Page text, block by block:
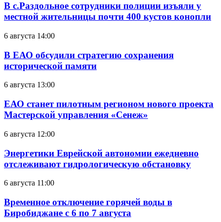
В с.Раздольное сотрудники полиции изъяли у
местной жительницы почти 400 кустов конопли
6 августа 14:00
В ЕАО обсудили стратегию сохранения
исторической памяти
6 августа 13:00
ЕАО станет пилотным регионом нового проекта
Мастерской управления «Сенеж»
6 августа 12:00
Энергетики Еврейской автономии ежедневно
отслеживают гидрологическую обстановку
6 августа 11:00
Временное отключение горячей воды в
Биробиджане с 6 по 7 августа